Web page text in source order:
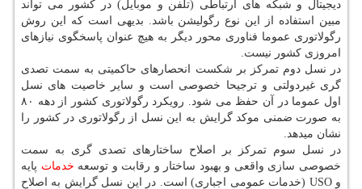
دیجیتال و شبکه های ارتباطی (تلفن و موبایل) در کشور می تواند
مبین استفاده از این نوع رگولیشن باشد. بدیهی است که این روش
رگولاتوری عموما فناوری محور دیگر به هیچ عنوان پاسخگوی نیازهای
امروزی کشور نیست.
در نسل دوم تمرکز بر شکست انحصارهای حاکمیتی به سمت تصدی
گری غیردولتی و ترجیحا خصوصی است و سایر خاصیت های نسل
اول عموما در آن حفظ می شود. رویکرد رگولاتوری کشور از دهه ۸۰
به صورت ضمنی موکد گرایش به این نسل از رگولاتوری در کشور را
نشان میدهد.
در نسل سوم تمرکز بر اصلاح ساختارهای تصدی گری به سمت
خصوصی سازی واقعی و بهبود ساختار و رقابت و توسعه خدمات پایه
و USO (خدمات عمومی اجباری) است. در این نسل گرایش به اصلاح